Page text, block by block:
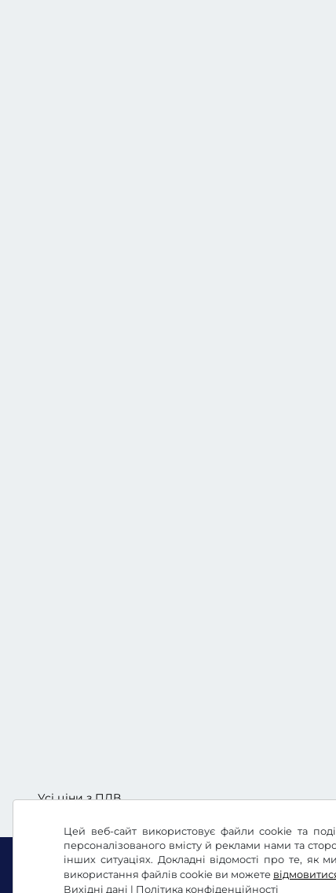
Цей веб-сайт використовує файли cookie та
персоналізованого вмісту й реклами нами та
інших ситуаціях. Докладні відомості про те,
використання файлів cookie ви можете
Вихідні дані | Політика конфіденційності
Усі ціни з ПДВ.